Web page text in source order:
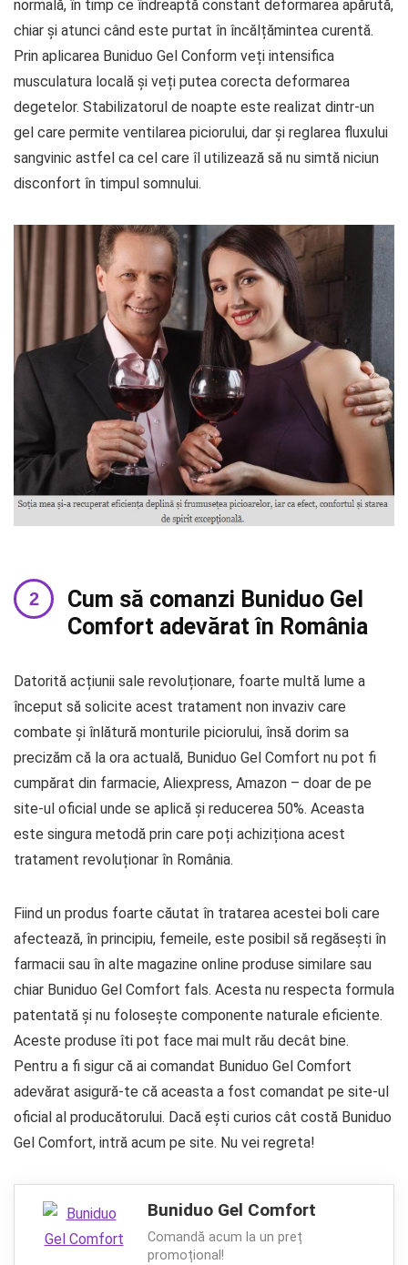
normală, în timp ce îndreaptă constant deformarea apărută,
chiar și atunci când este purtat în încălțămintea curentă.
Prin aplicarea Buniduo Gel Conform veți intensifica
musculatura locală și veți putea corecta deformarea
degetelor. Stabilizatorul de noapte este realizat dintr-un
gel care permite ventilarea piciorului, dar și reglarea fluxului
sangvinic astfel ca cel care îl utilizează să nu simtă niciun
disconfort în timpul somnului.
Cum să comanzi Buniduo Gel
Comfort adevărat în România
Datorită acțiunii sale revoluționare, foarte multă lume a
început să solicite acest tratament non invaziv care
combate și înlătură monturile piciorului, însă dorim sa
precizăm că la ora actuală, Buniduo Gel Comfort nu pot fi
cumpărat din farmacie, Aliexpress, Amazon – doar de pe
site-ul oficial unde se aplică și reducerea 50%. Aceasta
este singura metodă prin care poți achiziționa acest
tratament revoluționar în România.
Fiind un produs foarte căutat în tratarea acestei boli care
afectează, în principiu, femeile, este posibil să regăsești în
farmacii sau în alte magazine online produse similare sau
chiar Buniduo Gel Comfort fals. Acesta nu respecta formula
patentată și nu folosește componente naturale eficiente.
Aceste produse îti pot face mai mult rău decât bine.
Pentru a fi sigur că ai comandat Buniduo Gel Comfort
adevărat asigură-te că aceasta a fost comandat pe site-ul
oficial al producătorului. Dacă ești curios cât costă Buniduo
Gel Comfort, intră acum pe site. Nu vei regreta!
Buniduo Gel Comfort
Comandă acum la un preț
promoțional!